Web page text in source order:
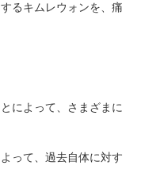
るキムレウォンを、痛
によって、さまざまに
って、過去自体に対す